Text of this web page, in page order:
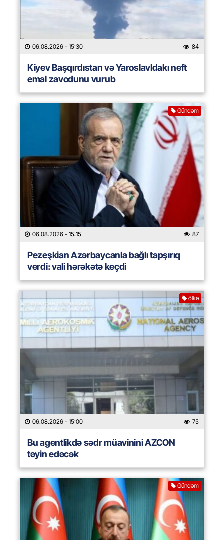
06.08.2026 - 15:30 84
Kiyev Başqırdıstan və Yaroslavldakı neft
emal zavodunu vurub
Gündəm
06.08.2026 - 15:15 87
Pezeşkian Azərbaycanla bağlı tapşırıq
verdi: vali hərəkətə keçdi
ölkə
06.08.2026 - 15:00 75
Bu agentlikdə sədr müavinini AZCON
təyin edəcək
Gündəm